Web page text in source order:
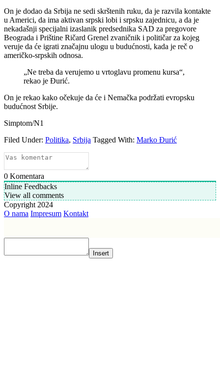
On je dodao da Srbija ne sedi skrštenih ruku, da je razvila kontakte
u Americi, da ima aktivan srpski lobi i srpsku zajednicu, a da je
nekadašnji specijalni izaslanik predsednika SAD za pregovore
Beograda i Prištine Ričard Grenel zvaničnik i političar za kojeg
veruje da će igrati značajnu ulogu u budućnosti, kada je reč o
američko-srpskih odnosa.
„Ne treba da verujemo u vrtoglavu promenu kursa“,
rekao je Đurić.
On je rekao kako očekuje da će i Nemačka podržati evropsku
budućnost Srbije.
Simptom/N1
Filed Under: Politika, Srbija Tagged With: Marko Đurić
0 Komentara
Inline Feedbacks
View all comments
Copyright 2024
O nama Impresum Kontakt
Insert